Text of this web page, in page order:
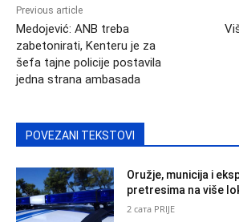
Previous article
Medojević: ANB treba
zabetonirati, Kenteru je za
šefa tajne policije postavila
jedna strana ambasada
POVEZANI TEKSTOVI
Oružje, municija i
pretresima na više
2 сата PRIJE